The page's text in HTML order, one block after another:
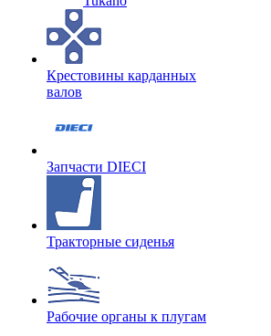
Крестовины карданных
валов
Запчасти DIECI
Тракторные сиденья
Рабочие органы к плугам